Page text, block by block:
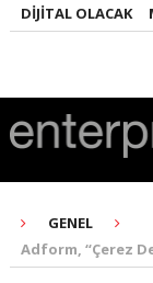
OLACAK
GENEL
Adform, “Çerez